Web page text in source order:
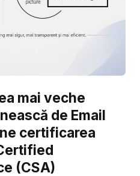
mai veche
de Email
certificarea
(CSA)